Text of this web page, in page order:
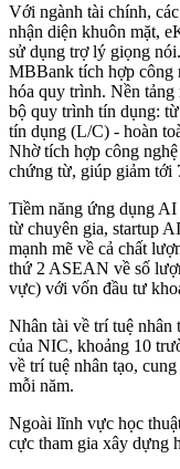
Với ngành tài chính,
nhận diện khuôn mặt,
sử dụng trợ lý giọng
MBBank tích hợp công
hóa quy trình. Nền tảng
bộ quy trình tín dụng:
tín dụng (L/C) - hoàn
Nhờ tích hợp công
chứng từ, giúp giảm tới
Tiềm năng ứng dụng
từ chuyên gia, startup
mạnh mẽ về cả chất
thứ 2 ASEAN về số
vực) với vốn đầu tư
Nhân tài về trí tuệ nhân
của NIC, khoảng 10
về trí tuệ nhân tạo,
mỗi năm.
Ngoài lĩnh vực học
cực tham gia xây dựng